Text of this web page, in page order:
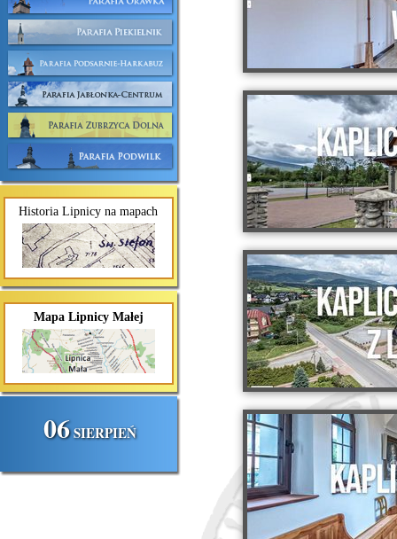
Historia Lipnicy na mapach
Mapa Lipnicy Małej
06SIERPIEŃ